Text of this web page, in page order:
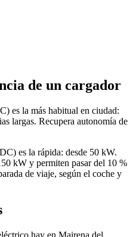
de un cargador
es la más habitual en ciudad:
largas. Recupera autonomía de
es la rápida: desde 50 kW.
kW y permiten pasar del 10 %
de viaje, según el coche y
hay en Mairena del